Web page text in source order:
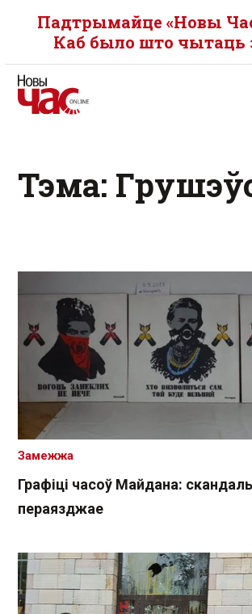
Падтрымайце «Новы
Каб было што чытаць
Тэма:
Графіці часоў Майдана:
пераязджае
Замежжа